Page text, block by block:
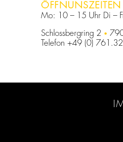
ÖFFNUNSZEITEN
Mo: 10 – 15 Uhr Di –
Schlossbergring 2
Telefon +49 (0)